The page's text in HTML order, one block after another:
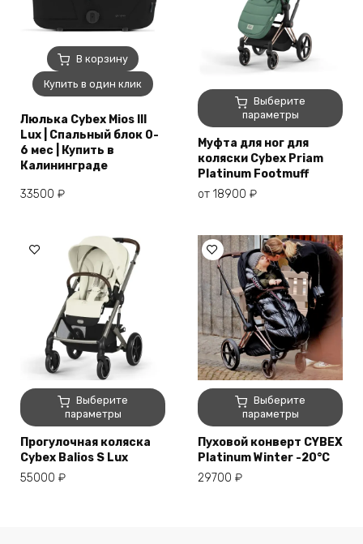
В корзину
Купить в один клик
Люлька Cybex Mios III
Lux | Спальный блок 0-
6 мес | Купить в
Калининграде
33500 ₽
Выберите
параметры
Этот
товар
имеет
несколько
вариаций.
Опции
на
странице
товара.
Муфта для ног для
коляски Cybex Priam
Platinum Footmuff
от 18900 ₽
Выберите
параметры
Этот
товар
имеет
несколько
вариаций.
Прогулочная коляска
Cybex Balios S Lux
55000 ₽
Выберите
параметры
Этот
товар
имеет
несколько
вариаций.
Пуховой конверт CYBEX
Platinum Winter -20°C
29700 ₽